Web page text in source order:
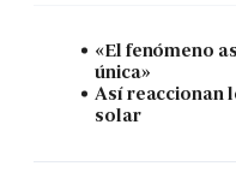
«El fenómeno
única»
Así reaccionan
solar